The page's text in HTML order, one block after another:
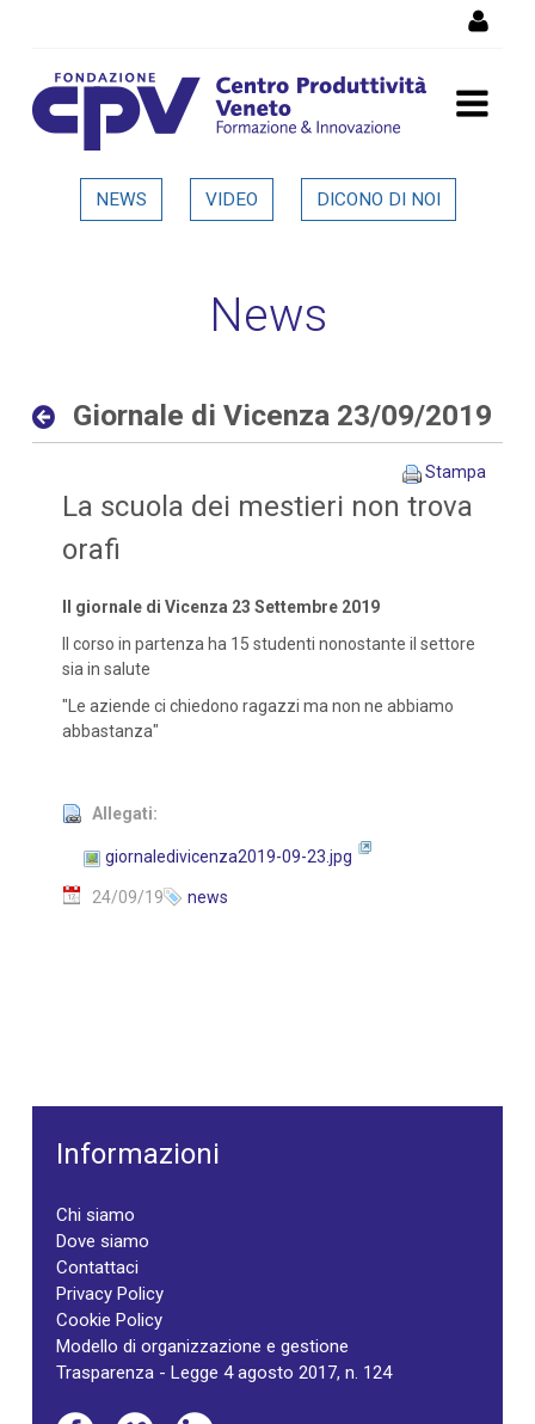
Giornale di Vicenza
NEWS VIDEO DICONO DI NOI
News
Giornale di Vicenza 23/09/2019
Stampa
La scuola dei mestieri non trova
orafi
Il giornale di Vicenza 23 Settembre 2019
Il corso in partenza ha 15 studenti nonostante il settore
sia in salute
"Le aziende ci chiedono ragazzi ma non ne abbiamo
abbastanza"
Allegati:
giornaledivicenza2019-09-23.jpg
24/09/19 news
Informazioni
Chi siamo
Dove siamo
Contattaci
Privacy Policy
Cookie Policy
Modello di organizzazione e gestione
Trasparenza - Legge 4 agosto 2017, n. 124